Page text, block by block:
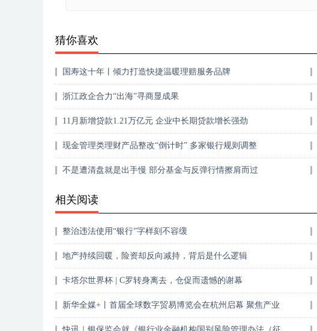
猜你喜欢
国寿这十年丨倾力打造快捷温暖理赔服务品牌
浙江政企合力“出海”寻商显成果
11月新增贷款1.21万亿元 企业中长期贷款增长强劲
现金管理类理财产品整改“倒计时” 多家银行规则调整
不是遭清盘就是出手慢 部分基金与反弹行情擦肩而过
相关阅读
整治违法使用“银行”字样刻不容缓
地产持续回暖，险资却反向减持，背后是什么逻辑
卡塔尔世界杯 | C罗转身离去，仓促而遗憾的谢幕
新华全媒+丨首届全球数字贸易博览会在杭州启幕 聚焦产业